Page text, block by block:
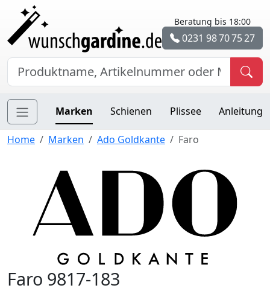
Beratung bis 18:00
0231 98 70 75 27
Marken Schienen Plissee Anleitung
Home Marken Ado Goldkante Faro
Faro 9817-183